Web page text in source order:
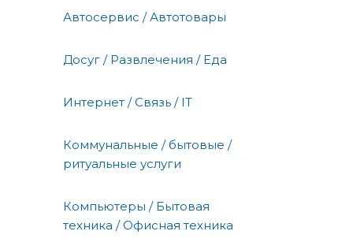
Автосервис / Автотовары
Досуг / Развлечения / Еда
Интернет / Связь / IT
Коммунальные / бытовые /
ритуальные услуги
Компьютеры / Бытовая
техника / Офисная техника